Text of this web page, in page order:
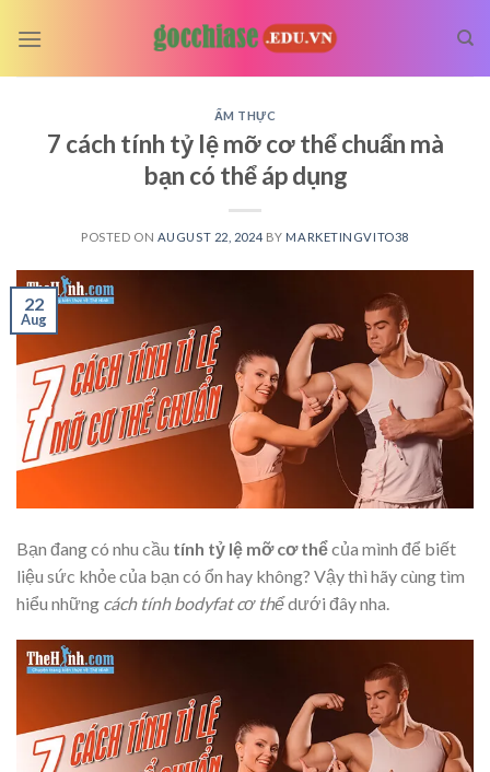
ẨM THỰC
7 cách tính tỷ lệ mỡ cơ thể chuẩn mà
bạn có thể áp dụng
POSTED ON AUGUST 22, 2024 BY MARKETINGVITO38
22
Aug
Bạn đang có nhu cầu tính tỷ lệ mỡ cơ thểcủa mình để biết
liệu sức khỏe của bạn có ổn hay không? Vậy thì hãy cùng tìm
hiểu những cách tính bodyfat cơ thểdưới đây nha.